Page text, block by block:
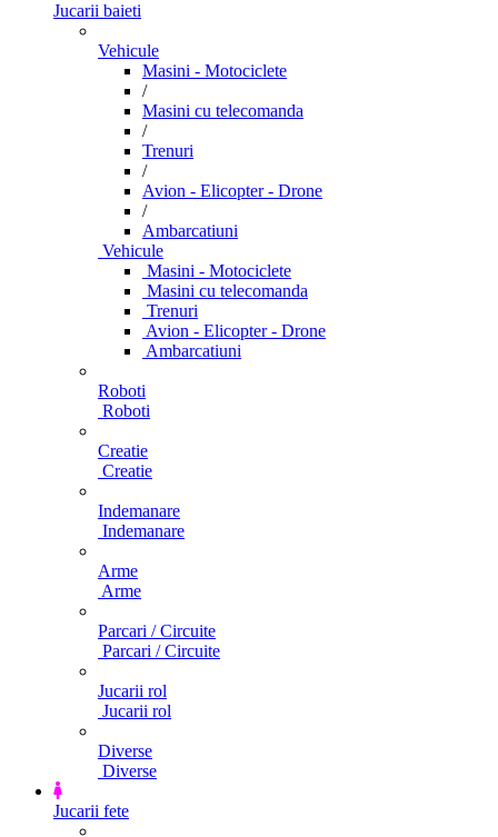
Jucarii baieti
Vehicule
Masini - Motociclete
/
Masini cu telecomanda
/
Trenuri
/
Avion - Elicopter - Drone
/
Ambarcatiuni
Vehicule
Masini - Motociclete
Masini cu telecomanda
Trenuri
Avion - Elicopter - Drone
Ambarcatiuni
Roboti
Roboti
Creatie
Creatie
Indemanare
Indemanare
Arme
Arme
Parcari / Circuite
Parcari / Circuite
Jucarii rol
Jucarii rol
Diverse
Diverse
Jucarii fete